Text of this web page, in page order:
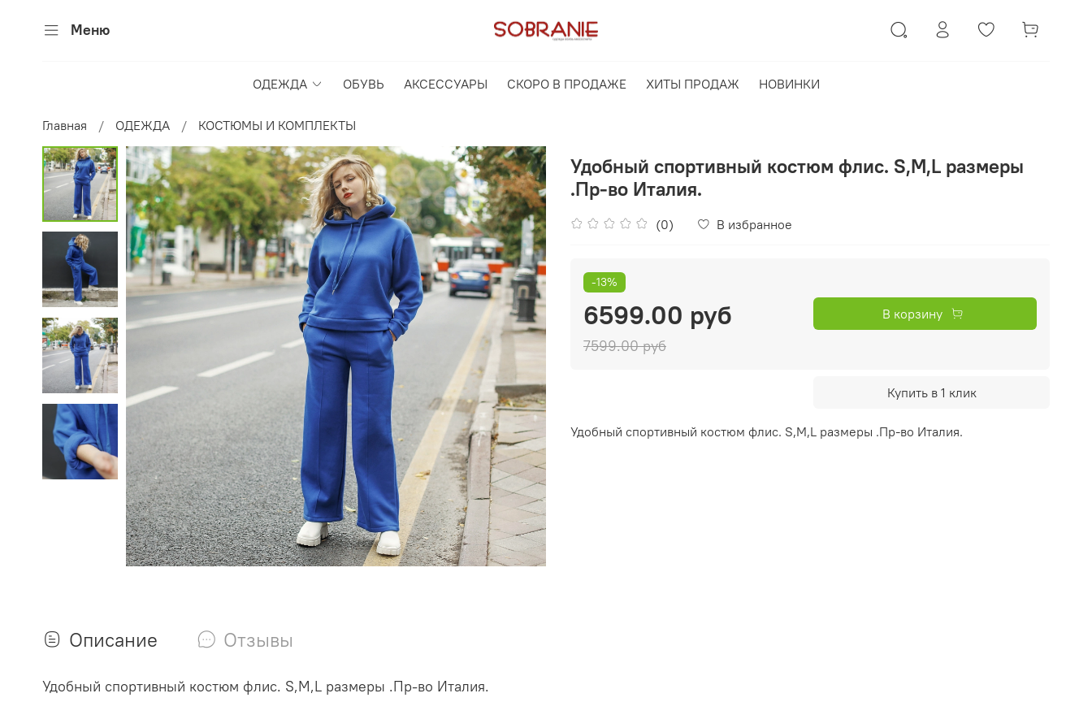
Меню
ОДЕЖДА ОБУВЬ АКСЕССУАРЫ СКОРО В ПРОДАЖЕ ХИТЫ ПРОДАЖ НОВИНКИ
Главная ОДЕЖДА КОСТЮМЫ И КОМПЛЕКТЫ
Удобный спортивный костюм флис. S,M,L размеры
.Пр-во Италия.
(0) В избранное
-13%
6599.00 руб
7599.00 руб
В корзину
Купить в 1 клик
Удобный спортивный костюм флис. S,M,L размеры .Пр-во Италия.
Описание Отзывы
Удобный спортивный костюм флис. S,M,L размеры .Пр-во Италия.